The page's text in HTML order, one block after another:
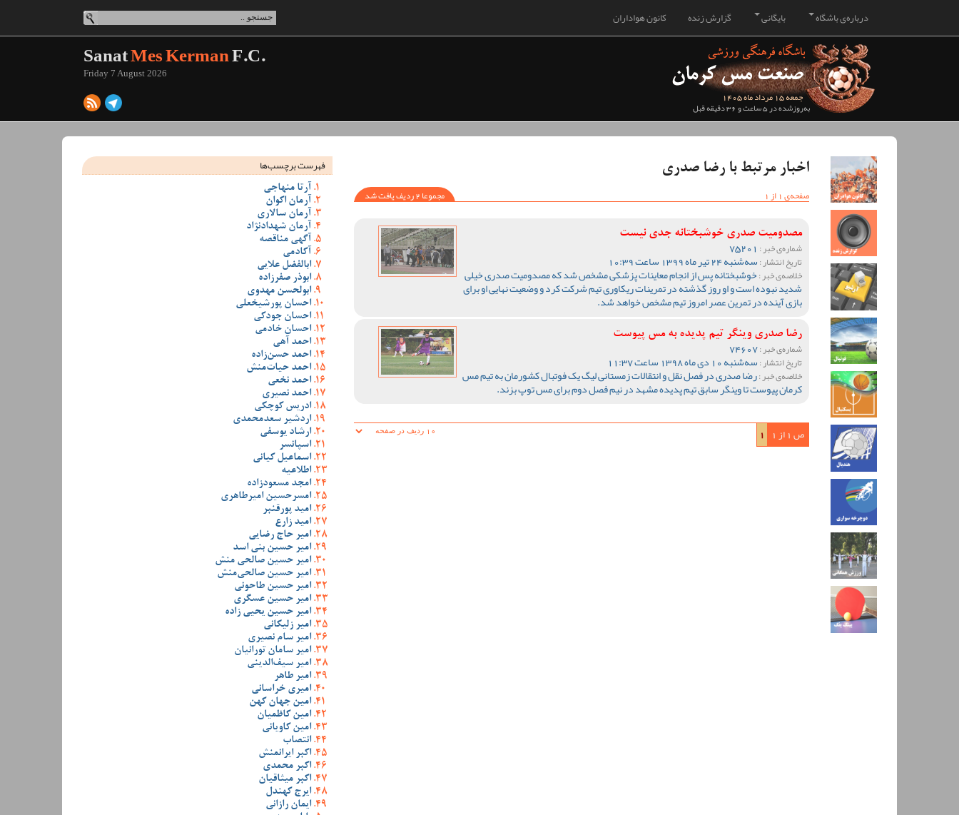
کانون هواداران گزارش زنده بایگانی درباره‌ی باشگاه
جمعه 15 مرداد ماه 1405
به‌روزشده در 5 ساعت و 36 دقیقه قبل
SanatMes KermanF.C.
Friday 7 August 2026
اخبار مرتبط با رضا صدری
صفحه‌ی 1 از 1
مجموعا 2 ردیف یافت شد
مصدومیت صدری خوشبختانه جدی نیست
شماره‌ی خبر :
تاریخ انتشار :سه‌شنبه 24 تیر ماه 1399 ساعت 10:39
خلاصه‌ی خبر :خوشبختانه پس از انجام معاینات پزشکی مشخص شد که مصدومیت صدری خیلی
شدید نبوده است و او روز گذشته در تمرینات ریکاوری تیم شرکت کرد و وضعیت نهایی او برای
بازی آینده در تمرین عصر امروز تیم مشخص خواهد شد.
رضا صدری وینگر تیم پدیده به مس پیوست
شماره‌ی خبر :74607
تاریخ انتشار :سه‌شنبه 10 دی ماه 1398 ساعت 11:37
خلاصه‌ی خبر :رضا صدری در فصل نقل و انتقالات زمستانی لیگ یک فوتبال کشورمان به تیم مس
کرمان پیوست تا وینگر سابق تیم پدیده مشهد در نیم فصل دوم برای مس توپ بزند.
ص 1 از 1 1
فهرست برچسب‌ها
آرتا منهاجی
آرمان اکوان
آرمان سالاری
آرمان شهدادنژاد
آگهی مناقصه
آکادمی
ابالفضل علایی
ابوذر صفرزاده
ابولحسن مهدوی
احسان پورشیخعلی
احسان جودکی
احسان خادمی
احمد آهی
احمد حسن‌زاده
احمد حیات‌منش
احمد نخعی
احمد نصیری
ادریس کوچکی
اردشیر سعدمحمدی
ارشاد یوسفی
اسپانسر
اسماعیل کیانی
اطلاعیه
امجد مسعودزاده
امسرحسین امیرطاهری
امید پورقنبر
امید زارع
امیر حاج رضایی
امیر حسین بنی اسد
امیر حسین صالحی منش
امیر حسین صالحی‌منش
امیر حسین طاحونی
امیر حسین عسگری
امیر حسین یحیی زاده
امیر زلیکانی
امیر سام نصیری
امیر سامان تورانیان
امیر سیف‌الدینی
امیر طاهر
امیری خراسانی
امین جهان کهن
امین کاظمیان
امین کاویانی
انتصاب
اکبر ایرانمنش
اکبر محمدی
اکبر میثاقیان
ایرج کهندل
ایمان رازانی